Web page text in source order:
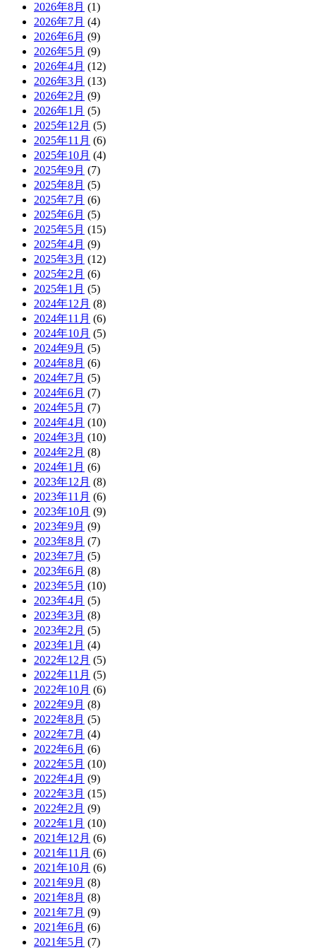
2026年8月 (1)
2026年7月 (4)
2026年6月 (9)
2026年5月 (9)
2026年4月 (12)
2026年3月 (13)
2026年2月 (9)
2026年1月 (5)
2025年12月 (5)
2025年11月 (6)
2025年10月 (4)
2025年9月 (7)
2025年8月 (5)
2025年7月 (6)
2025年6月 (5)
2025年5月 (15)
2025年4月 (9)
2025年3月 (12)
2025年2月 (6)
2025年1月 (5)
2024年12月 (8)
2024年11月 (6)
2024年10月 (5)
2024年9月 (5)
2024年8月 (6)
2024年7月 (5)
2024年6月 (7)
2024年5月 (7)
2024年4月 (10)
2024年3月 (10)
2024年2月 (8)
2024年1月 (6)
2023年12月 (8)
2023年11月 (6)
2023年10月 (9)
2023年9月 (9)
2023年8月 (7)
2023年7月 (5)
2023年6月 (8)
2023年5月 (10)
2023年4月 (5)
2023年3月 (8)
2023年2月 (5)
2023年1月 (4)
2022年12月 (5)
2022年11月 (5)
2022年10月 (6)
2022年9月 (8)
2022年8月 (5)
2022年7月 (4)
2022年6月 (6)
2022年5月 (10)
2022年4月 (9)
2022年3月 (15)
2022年2月 (9)
2022年1月 (10)
2021年12月 (6)
2021年11月 (6)
2021年10月 (6)
2021年9月 (8)
2021年8月 (8)
2021年7月 (9)
2021年6月 (6)
2021年5月 (7)